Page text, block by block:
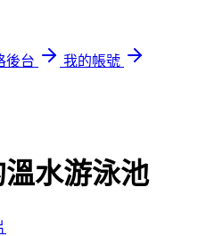
後台
我的帳號
水游泳池